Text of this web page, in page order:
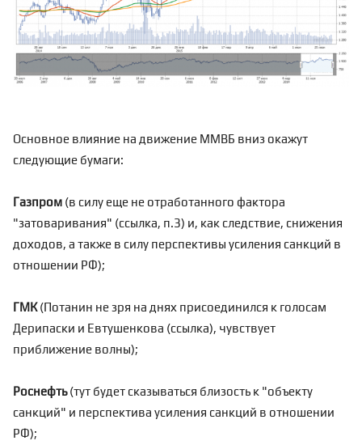
Основное влияние на движение ММВБ вниз окажут
следующие бумаги:
Газпром (в силу еще не отработанного фактора
"затоваривания" (ссылка, п.3) и, как следствие, снижения
доходов, а также в силу перспективы усиления санкций в
отношении РФ);
ГМК(Потанин не зря на днях присоединился к голосам
Дерипаски и Евтушенкова (ссылка), чувствует
приближение волны);
Роснефть(тут будет сказываться близость к "объекту
санкций" и перспектива усиления санкций в отношении
РФ);